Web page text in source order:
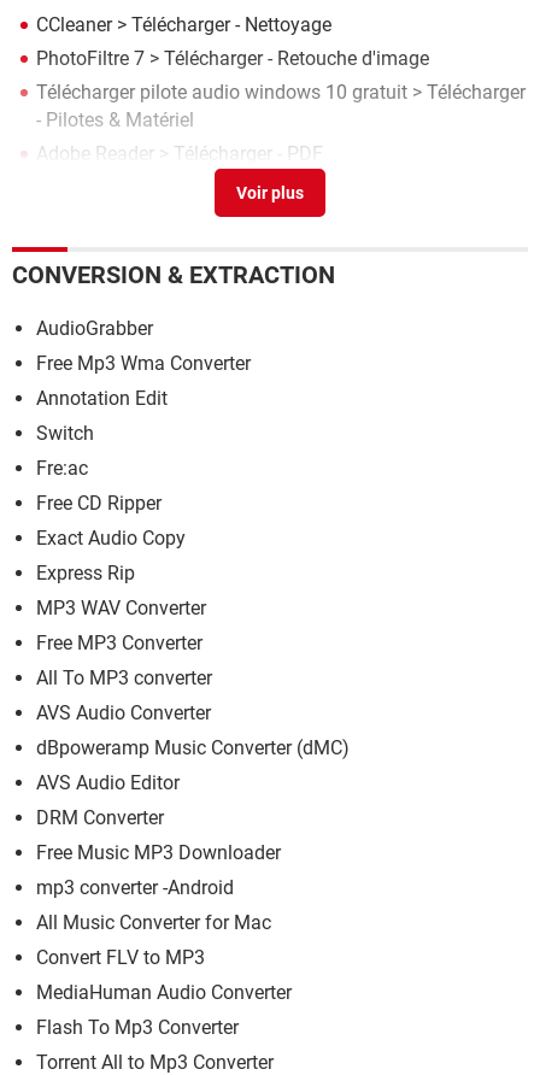
CCleaner> Télécharger - Nettoyage
PhotoFiltre 7 > Télécharger - Retouche d'image
Télécharger pilote audio windows 10 gratuit > Télécharger
- Pilotes & Matériel
Adobe Reader > Télécharger - PDF
Clé d'installation Windows : utiliser des clés génériques
CONVERSION & EXTRACTION
AudioGrabber
Free Mp3 Wma Converter
Annotation Edit
Switch
Fre:ac
Free CD Ripper
Exact Audio Copy
Express Rip
MP3 WAV Converter
Free MP3 Converter
All To MP3 converter
AVS Audio Converter
dBpoweramp Music Converter (dMC)
AVS Audio Editor
DRM Converter
Free Music MP3 Downloader
mp3 converter -Android
All Music Converter for Mac
Convert FLV to MP3
MediaHuman Audio Converter
Flash To Mp3 Converter
Torrent All to Mp3 Converter